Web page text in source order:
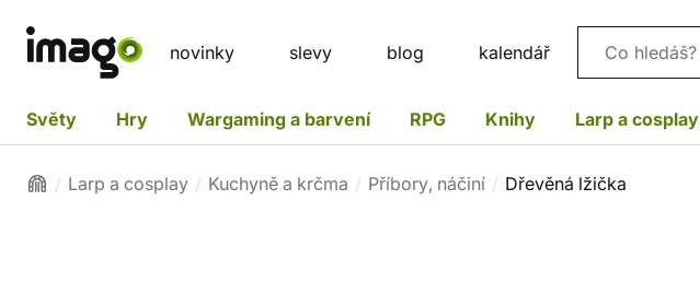
novinky slevy blog kalendář Vyhledávání
Světy Hry Wargaming a barvení RPG Knihy Larp a cosplay
Larp a cosplay Kuchyně a krčma Příbory, náčiní Dřevěná lžička